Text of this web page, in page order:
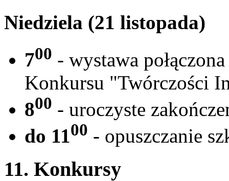
Niedziela (21 listopada)
700 - wystawa
Konkursu "Twórczości
800 - uroczyste
do 1100 - opuszczanie
11. Konkursy